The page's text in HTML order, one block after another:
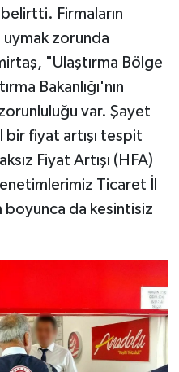
Firmaların
zorunda
"Ulaştırma Bölge
Bakanlığı'nın
var. Şayet
bir fiyat artışı tespit
Fiyat Artışı (HFA)
Ticaret İl
boyunca da kesintisiz